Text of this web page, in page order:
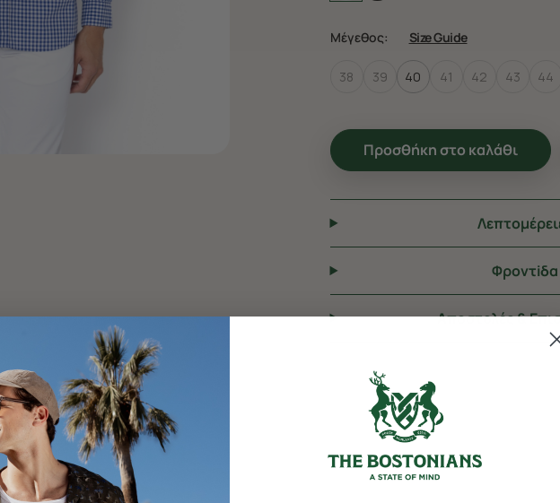
Μέγεθος: Size Guide
38 39 40 41 42 43 44
Προσθήκη στο καλάθι
Φροντiδα
Αποστολές &